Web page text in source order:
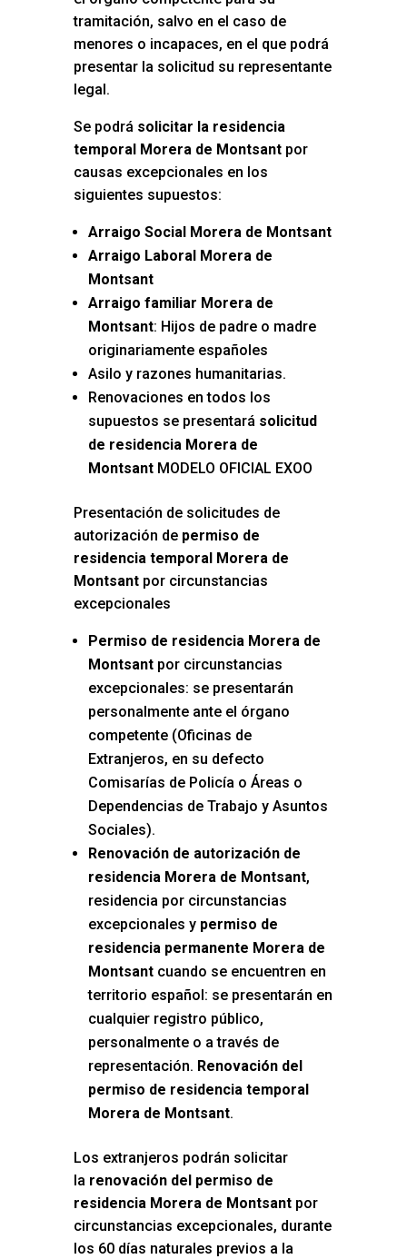
tramitación, salvo en el caso de
menores o incapaces, en el que podrá
presentar la solicitud su representante
legal.
Se podrá solicitar la residencia
temporal Morera de Montsantpor
causas excepcionales en los
siguientes supuestos:
Arraigo Social Morera de Montsant
Arraigo Laboral Morera de
Montsant
Arraigo familiar Morera de
Montsant: Hijos de padre o madre
originariamente españoles
Asilo y razones humanitarias.
Renovaciones en todos los
supuestos se presentará solicitud
de residencia Morera de
MontsantMODELO OFICIAL EXOO
Presentación de solicitudes de
autorización depermiso de
residencia temporal Morera de
Montsant por circunstancias
excepcionales
Permiso de residencia Morera de
Montsantpor circunstancias
excepcionales: se presentarán
personalmente ante el órgano
competente (Oficinas de
Extranjeros, en su defecto
Comisarías de Policía o Áreas o
Dependencias de Trabajo y Asuntos
Sociales).
Renovación de autorización de
residencia Morera de Montsant,
residencia por circunstancias
excepcionales y permiso de
residencia permanente Morera de
Montsantcuando se encuentren en
territorio español: se presentarán en
cualquier registro público,
personalmente o a través de
representación. Renovación del
permiso de residencia temporal
Morera de Montsant.
Los extranjeros podrán solicitar
la renovación del permiso de
residencia Morera de Montsantpor
circunstancias excepcionales, durante
los 60 días naturales previos a la